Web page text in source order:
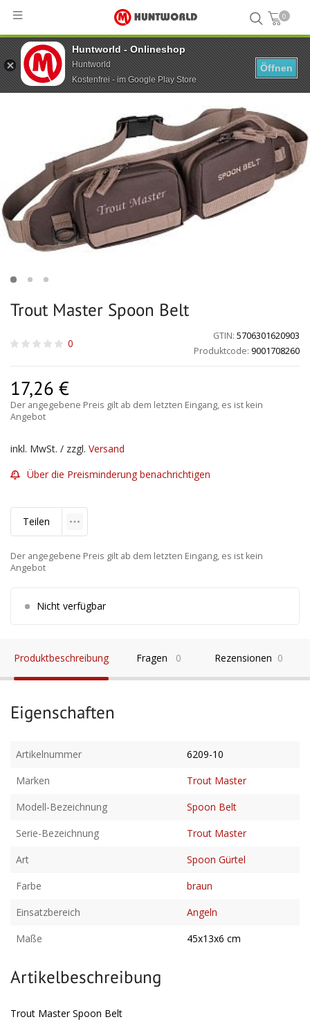
0
Hauptseite ... Trout Master Spoon Belt
Trout Master Spoon Belt
GTIN: 5706301620903
Produktcode: 9001708260
0
17,26 €
Der angegebene Preis gilt ab dem letzten Eingang, es ist kein
Angebot
inkl. MwSt. / zzgl. Versand
Über die Preisminderung benachrichtigen
Teilen
Der angegebene Preis gilt ab dem letzten Eingang, es ist kein
Angebot
Nicht verfügbar
Produktbeschreibung Fragen 0 Rezensionen 0
Eigenschaften
Artikelnummer
6209-10
Marken
Trout Master
Modell-Bezeichnung
Spoon Belt
Serie-Bezeichnung
Trout Master
Art
Spoon Gürtel
Farbe
braun
Einsatzbereich
Angeln
Maße
45x13x6 cm
Artikelbeschreibung
Trout Master Spoon Belt
Huntworld - Onlineshop
Huntworld
Kostenfrei - im Google Play Store
Öffnen